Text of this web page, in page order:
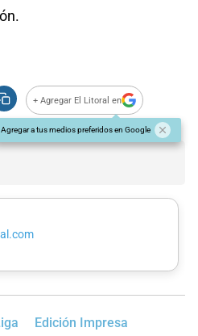
+ Agregar El Litoral en
Agregar a tus medios preferidos en Google
Edición Impresa